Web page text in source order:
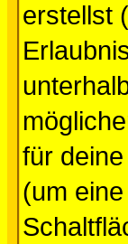
erstellst
für
(um